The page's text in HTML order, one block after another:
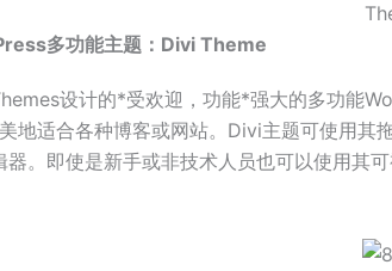
多功能主题：Divi Theme
设计的*受欢迎，功能*强大的多功能
地适合各种博客或网站。Divi主题可使用
。即使是新手或非技术人员也可以使用其